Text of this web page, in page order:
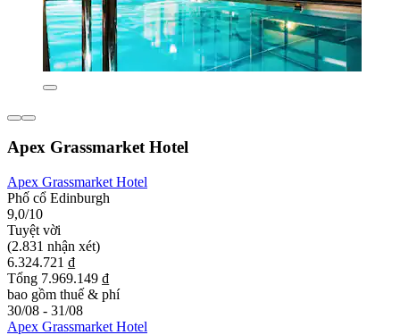
Apex Grassmarket Hotel
Apex Grassmarket Hotel
Phố cổ Edinburgh
9,0/10
Tuyệt vời
(2.831 nhận xét)
6.324.721 ₫
Tổng 7.969.149 ₫
bao gồm thuế & phí
30/08 - 31/08
Apex Grassmarket Hotel